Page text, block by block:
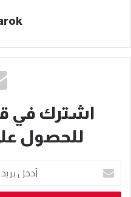
اشترك في
للحصول
بريدك
الإلكتروني